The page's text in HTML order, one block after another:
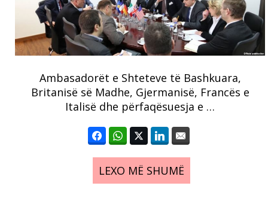
Ambasadorët e Shteteve të Bashkuara,
Britanisë së Madhe, Gjermanisë, Francës e
Italisë dhe përfaqësuesja e …
LEXO MË SHUMË